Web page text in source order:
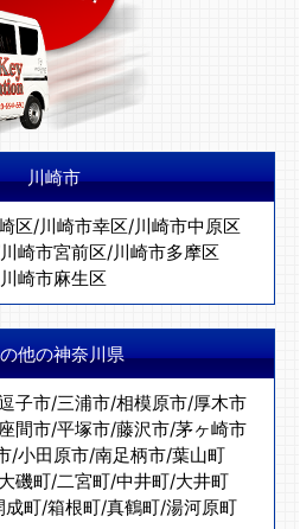
川崎市
区/川崎市幸区/川崎市中原区
川崎市宮前区/川崎市多摩区
川崎市麻生区
他の神奈川県
子市/三浦市/相模原市/厚木市
間市/平塚市/藤沢市/茅ヶ崎市
/小田原市/南足柄市/葉山町
磯町/二宮町/中井町/大井町
成町/箱根町/真鶴町/湯河原町